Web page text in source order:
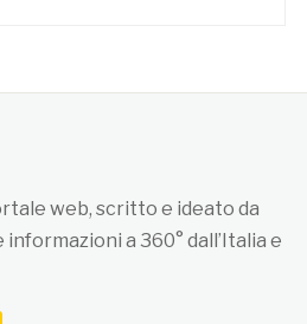
web, scritto e ideato da
a 360° dall’Italia e